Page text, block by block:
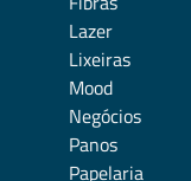
Lazer
Lixeiras
Mood
Negócios
Panos
Papelaria